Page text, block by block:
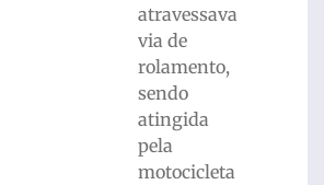
atravessava
via de
rolamento,
sendo
atingida
pela
motocicleta